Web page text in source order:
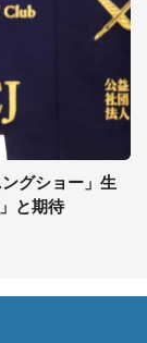
グショー」生
と期待